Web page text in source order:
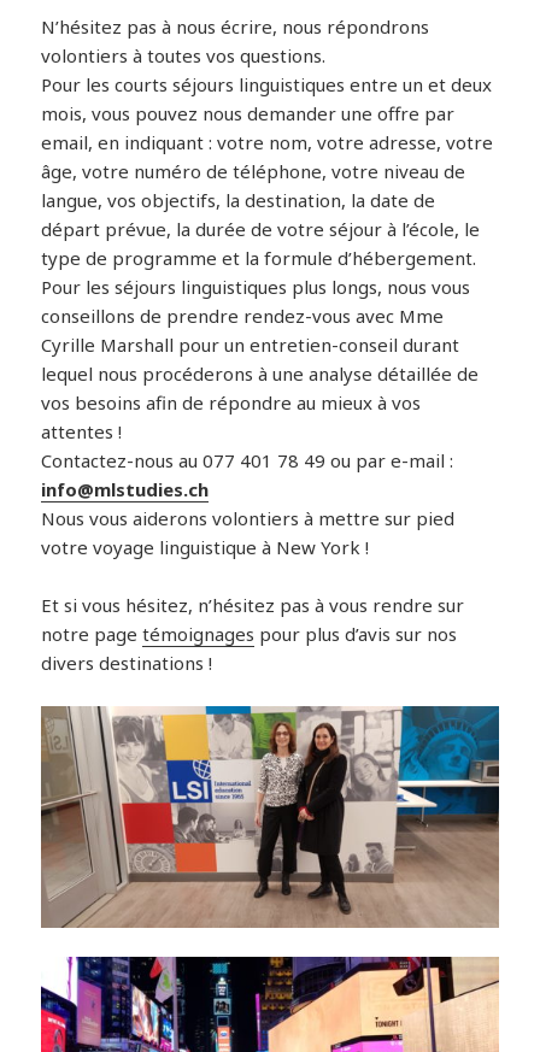
N’hésitez pas à nous écrire, nous répondrons
volontiers à toutes vos questions.
Pour les courts séjours linguistiques entre un et deux
mois, vous pouvez nous demander une offre par
email, en indiquant : votre nom, votre adresse, votre
âge, votre numéro de téléphone, votre niveau de
langue, vos objectifs, la destination, la date de
départ prévue, la durée de votre séjour à l’école, le
type de programme et la formule d’hébergement.
Pour les séjours linguistiques plus longs, nous vous
conseillons de prendre rendez-vous avec Mme
Cyrille Marshall pour un entretien-conseil durant
lequel nous procéderons à une analyse détaillée de
vos besoins afin de répondre au mieux à vos
attentes !
Contactez-nous au 077 401 78 49 ou par e-mail :
info@mlstudies.ch
Nous vous aiderons volontiers à mettre sur pied
votre voyage linguistique à New York !
Et si vous hésitez, n’hésitez pas à vous rendre sur
notre pagetémoignages pour plus d’avis sur nos
divers destinations !